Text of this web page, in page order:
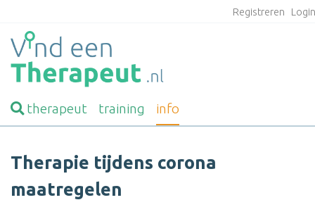
Registreren
therapeut training info
Therapie tijdens corona
maatregelen